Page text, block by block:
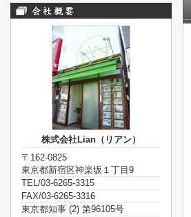
株式会社Lian（リアン）
〒162-0825
東京都新宿区神楽坂１丁目9
TEL/03-6265-3315
FAX/03-6265-3316
東京都知事 (2) 第96105号